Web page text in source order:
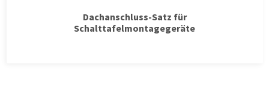
Dachanschluss-Satz für
Schalttafelmontagegeräte